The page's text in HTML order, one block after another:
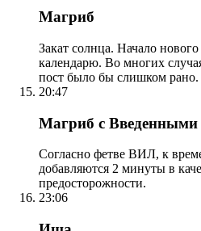
Магриб
Закат солнца. Начало
календарю. Во многих
пост было бы слишком рано.
20:47
Магриб с Введенными
Согласно фетве ВИЛ, к
добавляются 2 минуты в
предосторожности.
23:06